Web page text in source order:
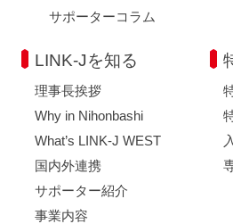
サポーターコラム
LINK-Jを知る
理事長挨拶
Why in Nihonbashi
What’s LINK-J WEST
国内外連携
サポーター紹介
事業内容